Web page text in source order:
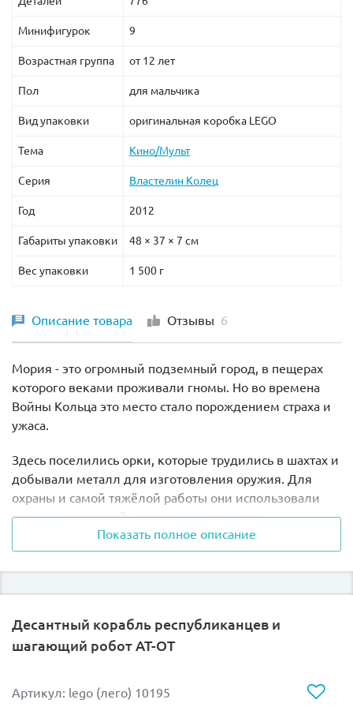
Минифигурок 9
Возрастная группа от 12 лет
Пол для мальчика
Вид упаковки оригинальная коробка LEGO
Тема Кино/Мульт
Серия Властелин Колец
Год 2012
Габариты упаковки 48 × 37 × 7 см
Вес упаковки 1 500 г
Описание товара Отзывы 6
Мория - это огромный подземный город, в пещерах
которого веками проживали гномы. Но во времена
Войны Кольца это место стало порождением страха и
ужаса.
Здесь поселились орки, которые трудились в шахтах и
добывали металл для изготовления оружия. Для
охраны и самой тяжёлой работы они использовали
пещерных троллей, закованных в кандалы.
В наборе Лего 9473 вы найдёте 2 минифигурки орков,
вооружённых мечами и секирами, Леголаса с луком и
скелета.
Показать полное описание
Десантный корабль республиканцев и
шагающий робот AT-OT
Артикул: lego (лего) 10195